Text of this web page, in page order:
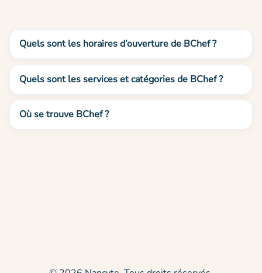
Quels sont les horaires d’ouverture de BChef ?
Quels sont les services et catégories de BChef ?
Où se trouve BChef ?